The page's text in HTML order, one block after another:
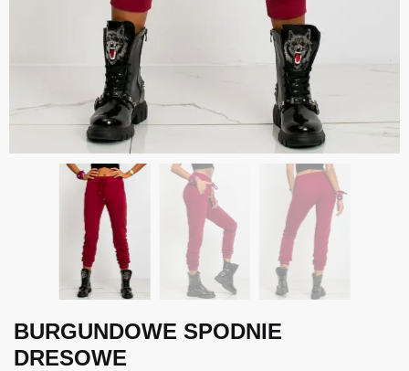
BURGUNDOWE SPODNIE
DRESOWE